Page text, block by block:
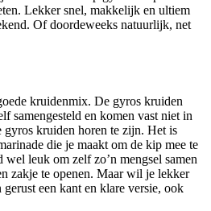
Lekker snel, makkelijk en ultiem
Of doordeweeks natuurlijk, net
kruidenmix. De gyros kruiden
samengesteld en komen vast niet in
gyros kruiden horen te zijn. Het is
die je maakt om de kip mee te
leuk om zelf zo’n mengsel samen
zakje te openen. Maar wil je lekker
een kant en klare versie, ook